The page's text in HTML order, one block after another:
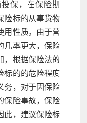
保，在保险期
险标的从事货物
用性质。由于营
几率更大，保险
，根据保险法的
标的的危险程度
务，对于因保险
保险事故，保险
此，建议保险标